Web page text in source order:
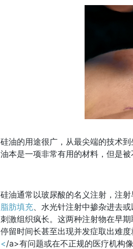
硅油的用途很广，从最尖端的技术
油本是一项非常有用的材料，但是
硅油通常以玻尿酸的名义注射，注
脂肪填充 、水光针注射中掺杂进去
刺激组织疯长。这两种注射物在早
停留时间长甚至出现并发症取出难
</a>有问题或在不正规的医疗机构